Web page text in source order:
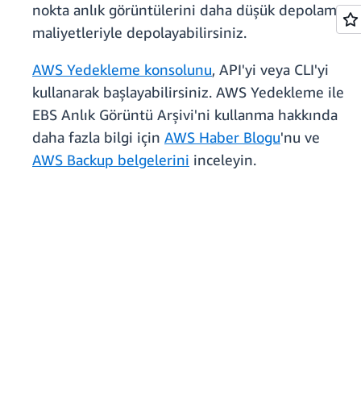
nokta anlık görüntülerini daha düşük depolama
maliyetleriyle depolayabilirsiniz.
AWS Yedekleme konsolunu, API'yi veya CLI'yi
kullanarak başlayabilirsiniz. AWS Yedekleme ile
EBS Anlık Görüntü Arşivi'ni kullanma hakkında
daha fazla bilgi için AWS Haber Blogu'nu ve
AWS Backup belgelerini inceleyin.